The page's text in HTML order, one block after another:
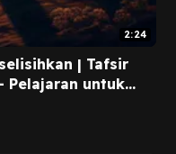
2:24
| Tafsir
Pelajaran untuk